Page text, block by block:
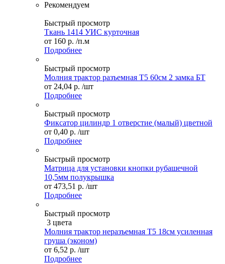
Рекомендуем
Быстрый просмотр
Ткань 1414 УИС курточная
от 160 р. /п.м
Подробнее
Быстрый просмотр
Молния трактор разъемная Т5 60см 2 замка БТ
от 24,04 р. /шт
Подробнее
Быстрый просмотр
Фиксатор цилиндр 1 отверстие (малый) цветной
от 0,40 р. /шт
Подробнее
Быстрый просмотр
Матрица для установки кнопки рубашечной
10,5мм полукрышка
от 473,51 р. /шт
Подробнее
Быстрый просмотр
3 цвета
Молния трактор неразъемная Т5 18см усиленная
груша (эконом)
от 6,52 р. /шт
Подробнее